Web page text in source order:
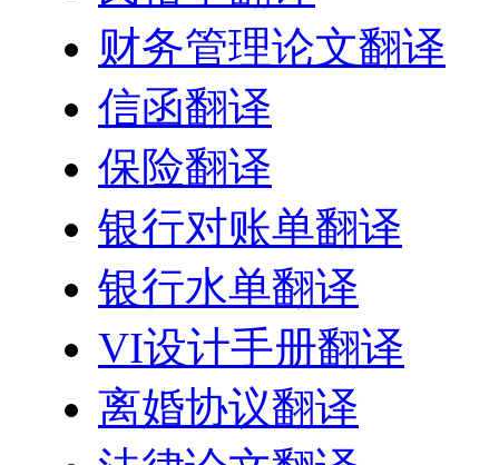
财务管理论文翻译
信函翻译
保险翻译
银行对账单翻译
银行水单翻译
VI设计手册翻译
离婚协议翻译